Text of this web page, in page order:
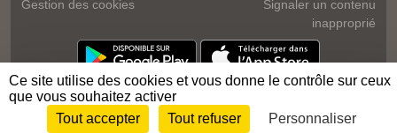
Gestion des cookies
Signaler un contenu
inapproprié
Envie de participer ? Connexion
Ce site utilise des cookies et vous donne le contrôle sur ceux
que vous souhaitez activer
Tout accepter
Tout refuser Personnaliser